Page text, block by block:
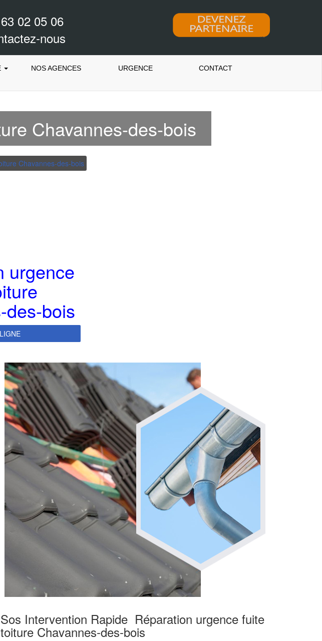
02 05 06
nous
NOS AGENCES URGENCE CONTACT
Chavannes-des-bois
Chavannes-des-bois
urgence
des-bois
Sos Intervention Rapide Réparation urgence fuite
toiture Chavannes-des-bois